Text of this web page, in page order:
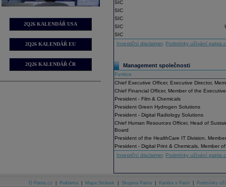
2Q26 KALENDÁŘ USA
2Q26 KALENDÁŘ EU
2Q26 KALENDÁŘ ČR
SIC
SIC
SIC
SIC
SIC
Investiční disclaimer, Podmínky užívání
Management společnosti
Funkce
Chief Executive Officer, Executive Director,
Chief Financial Officer, Member of the
President - Film & Chemicals
President Green Hydrogen Solutions
President - Digital Radiology Solutions
Chief Human Resources Officer, Head of
Board
President of the HealthCare IT Division,
President - Digital Print & Chemicals, Member
Investiční disclaimer, Podmínky užívání
O Patria.cz Reklama Mapa Stránek Skupina Patria Kariéra v Patrii Podmínky